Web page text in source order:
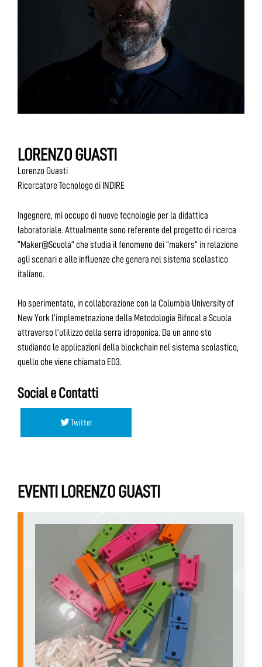
LORENZO GUASTI
Lorenzo Guasti
Ricercatore Tecnologo di INDIRE
Ingegnere, mi occupo di nuove tecnologie per la didattica
laboratoriale. Attualmente sono referente del progetto di ricerca
“Maker@Scuola” che studia il fenomeno dei “makers” in relazione
agli scenari e alle influenze che genera nel sistema scolastico
italiano.
Ho sperimentato, in collaborazione con la Columbia University of
New York l’implemetnazione della Metodologia Bifocal a Scuola
attraverso l’utilizzo della serra idroponica. Da un anno sto
studiando le applicazioni della blockchain nel sistema scolastico,
quello che viene chiamato ED3.
Social e Contatti
Twitter
EVENTI LORENZO GUASTI